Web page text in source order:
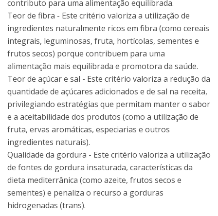
contributo para uma alimentação equilibrada.
Teor de fibra - Este critério valoriza a utilização de
ingredientes naturalmente ricos em fibra (como cereais
integrais, leguminosas, fruta, hortícolas, sementes e
frutos secos) porque contribuem para uma
alimentação mais equilibrada e promotora da saúde.
Teor de açúcar e sal - Este critério valoriza a redução da
quantidade de açúcares adicionados e de sal na receita,
privilegiando estratégias que permitam manter o sabor
e a aceitabilidade dos produtos (como a utilização de
fruta, ervas aromáticas, especiarias e outros
ingredientes naturais).
Qualidade da gordura - Este critério valoriza a utilização
de fontes de gordura insaturada, características da
dieta mediterrânica (como azeite, frutos secos e
sementes) e penaliza o recurso a gorduras
hidrogenadas (trans).